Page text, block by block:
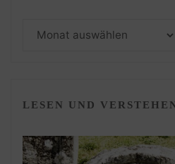
Monatsarchiv
LESEN UND